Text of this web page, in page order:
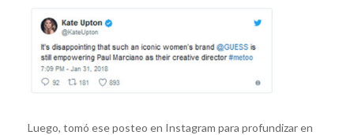
Luego, tomó ese posteo en Instagram para profundizar en